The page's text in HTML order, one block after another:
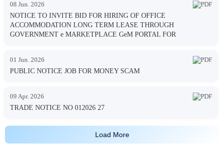
08 Jun. 2026
NOTICE TO INVITE BID FOR HIRING OF OFFICE
ACCOMMODATION LONG TERM LEASE THROUGH
GOVERNMENT e MARKETPLACE GeM PORTAL FOR
01 Jun. 2026
PUBLIC NOTICE JOB FOR MONEY SCAM
09 Apr. 2026
TRADE NOTICE NO 012026 27
Load More